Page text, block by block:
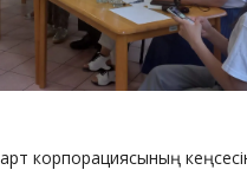
корпорациясының